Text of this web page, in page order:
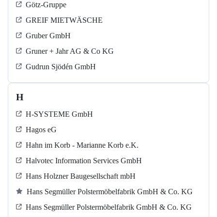
Götz-Gruppe
GREIF MIETWÄSCHE
Gruber GmbH
Gruner + Jahr AG & Co KG
Gudrun Sjödén GmbH
H
H-SYSTEME GmbH
Hagos eG
Hahn im Korb - Marianne Korb e.K.
Halvotec Information Services GmbH
Hans Holzner Baugesellschaft mbH
Hans Segmüller Polstermöbelfabrik GmbH & Co. KG
Hans Segmüller Polstermöbelfabrik GmbH & Co. KG